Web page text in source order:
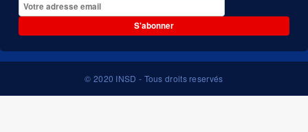
S'abonner
© 2020 INSD - Tous droits reservés